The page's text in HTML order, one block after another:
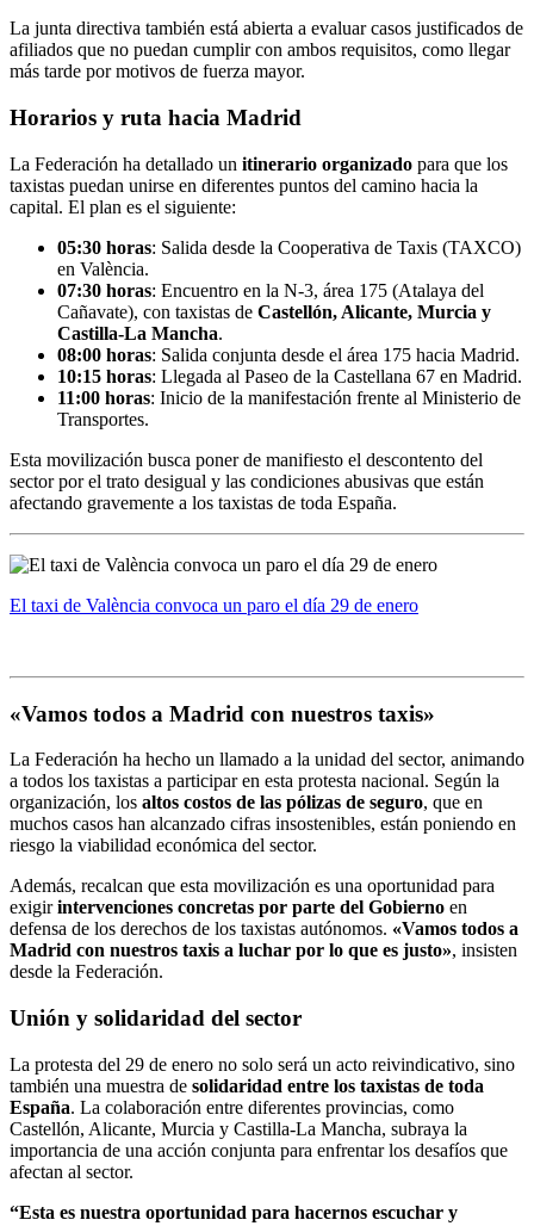
La junta directiva también está abierta a evaluar casos justificados de
afiliados que no puedan cumplir con ambos requisitos, como llegar
más tarde por motivos de fuerza mayor.
Horarios y ruta hacia Madrid
La Federación ha detallado un itinerario organizado para que los
taxistas puedan unirse en diferentes puntos del camino hacia la
capital. El plan es el siguiente:
05:30 horas: Salida desde la Cooperativa de Taxis (TAXCO)
en València.
07:30 horas: Encuentro en la N-3, área 175 (Atalaya del
Cañavate), con taxistas de Castellón, Alicante, Murcia y
Castilla-La Mancha.
08:00 horas: Salida conjunta desde el área 175 hacia Madrid.
10:15 horas: Llegada al Paseo de la Castellana 67 en Madrid.
11:00 horas: Inicio de la manifestación frente al Ministerio de
Transportes.
Esta movilización busca poner de manifiesto el descontento del
sector por el trato desigual y las condiciones abusivas que están
afectando gravemente a los taxistas de toda España.
El taxi de València convoca un paro el día 29 de enero
«Vamos todos a Madrid con nuestros taxis»
La Federación ha hecho un llamado a la unidad del sector, animando
a todos los taxistas a participar en esta protesta nacional. Según la
organización, los altos costos de las pólizas de seguro, que en
muchos casos han alcanzado cifras insostenibles, están poniendo en
riesgo la viabilidad económica del sector.
Además, recalcan que esta movilización es una oportunidad para
exigirintervenciones concretas por parte del Gobierno en
defensa de los derechos de los taxistas autónomos. «Vamos todos a
Madrid con nuestros taxis a luchar por lo que es justo», insisten
desde la Federación.
Unión y solidaridad del sector
La protesta del 29 de enero no solo será un acto reivindicativo, sino
también una muestra de solidaridad entre los taxistas de toda
España. La colaboración entre diferentes provincias, como
Castellón, Alicante, Murcia y Castilla-La Mancha, subraya la
importancia de una acción conjunta para enfrentar los desafíos que
afectan al sector.
“Esta es nuestra oportunidad para hacernos escuchar y